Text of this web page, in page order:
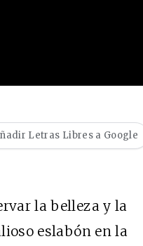
Letras Libres a Google
la belleza y la
eslabón en la